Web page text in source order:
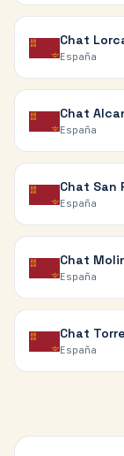
Chat
España
Chat
España
Chat San
España
Chat
España
Chat
España